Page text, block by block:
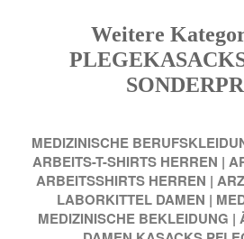
Weitere
MEDIZINISCHE
ARBEITS-T-SHIRTS HERREN |
ARBEITSSHIRTS HERREN |
LABORKITTEL DAMEN |
MEDIZINISCHE BEKLEIDUNG |